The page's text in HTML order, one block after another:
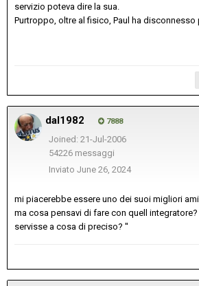
servizio poteva dire la sua.
Purtroppo, oltre al fisico, Paul ha disconnesso
dal1982 7888
Joined: 21-Jul-2006
54226 messaggi
Inviato June 26, 2024
mi piacerebbe essere uno dei suoi migliori
ma cosa pensavi di fare con quell
servisse a cosa di preciso? ''